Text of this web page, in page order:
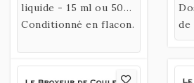
liquide - 15 ml ou 50
ml
Conditionné en flacon.
de